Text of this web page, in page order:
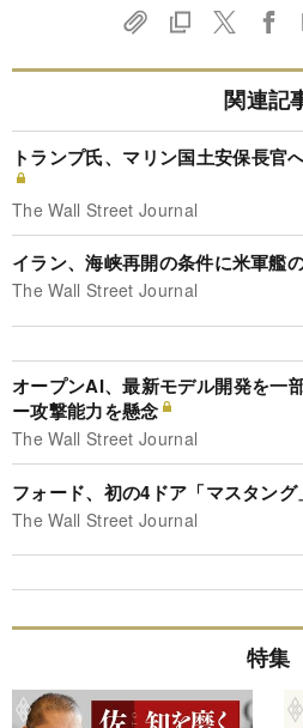
関連記
トランプ氏、マリン国土安保長官
The Wall Street Journal
イラン、海峡再開の条件に米軍艦
The Wall Street Journal
オープンAI、最新モデル開発を
ー攻撃能力を懸念
The Wall Street Journal
フォード、初の4ドア「マスタング
The Wall Street Journal
特集